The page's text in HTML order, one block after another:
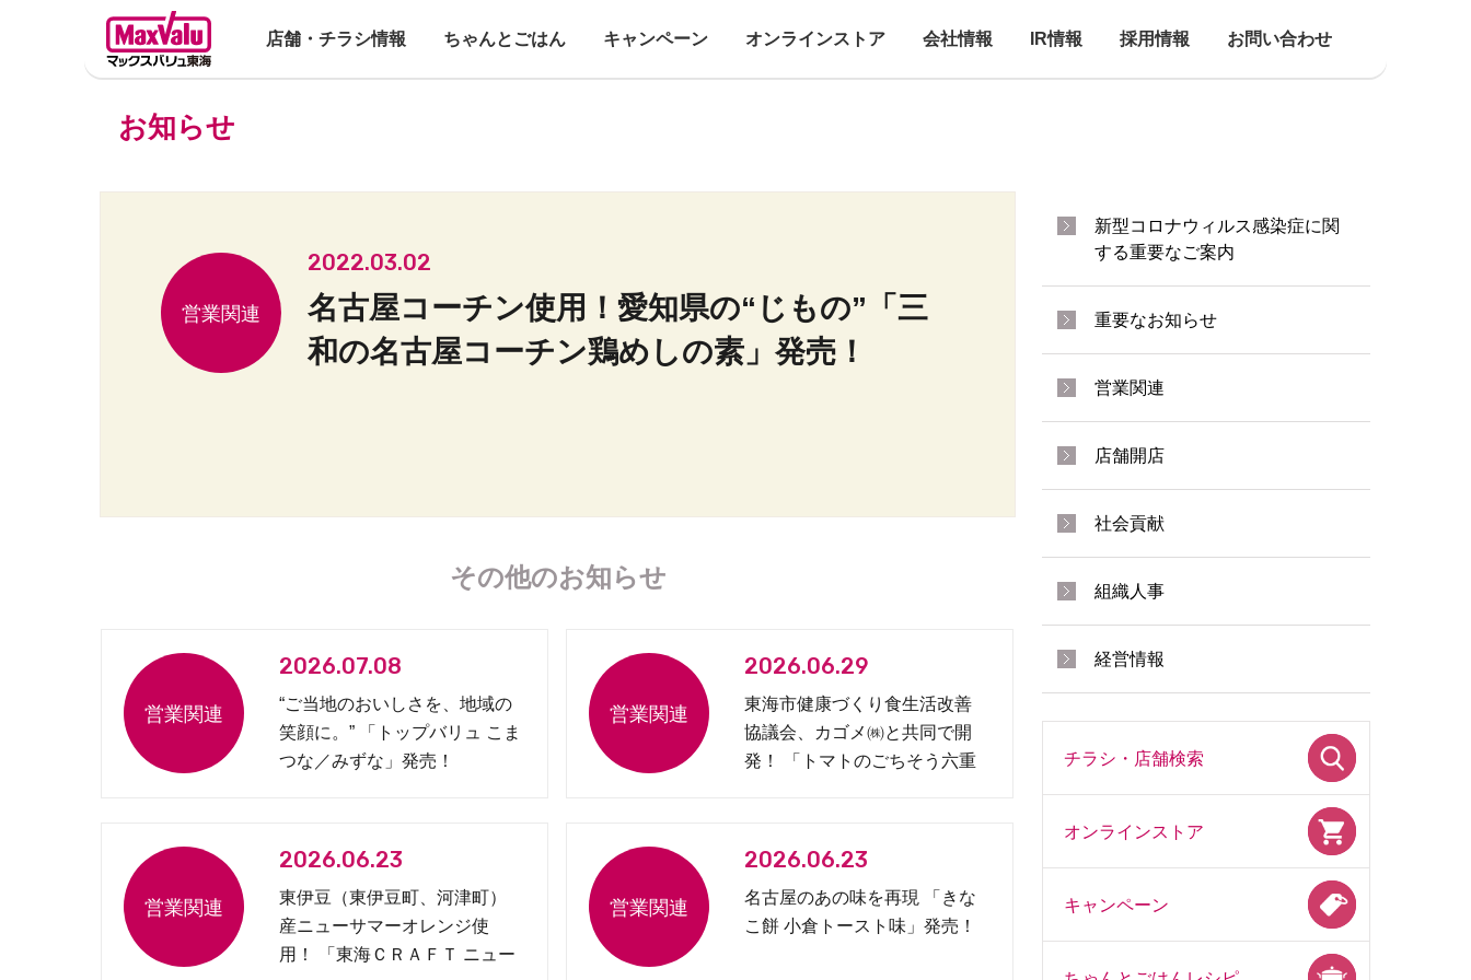
店舗・チラシ情報 ちゃんとごはん キャンペーン オンラインストア 会社情報 IR情報 採用情報 お問い合わせ
お知らせ
2022.03.02
名古屋コーチン使用！愛知県の“じもの”「三
和の名古屋コーチン鶏めしの素」発売！
その他のお知らせ
2026.07.08
“ご当地のおいしさを、地域の
笑顔に。” 「トップバリュ こま
つな／みずな」発売！
2026.06.29
東海市健康づくり食生活改善
協議会、カゴメ㈱と共同で開
発！ 「トマトのごちそう六重
2026.06.23
東伊豆（東伊豆町、河津町）
産ニューサマーオレンジ使
用！ 「東海ＣＲＡＦＴ ニュー
2026.06.23
名古屋のあの味を再現 「きな
こ餅 小倉トースト味」発売！
新型コロナウィルス感染症に関
する重要なご案内
重要なお知らせ
営業関連
店舗開店
社会貢献
組織人事
経営情報
チラシ・店舗検索
オンラインストア
キャンペーン